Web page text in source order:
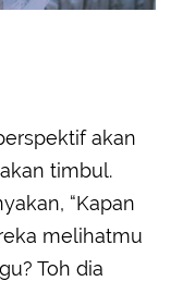
akan
timbul.
“Kapan
melihatmu
Toh dia